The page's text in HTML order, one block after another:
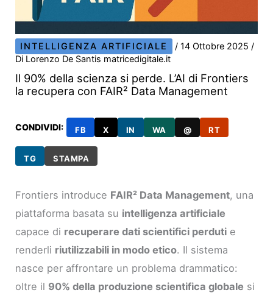
INTELLIGENZA ARTIFICIALE /14 Ottobre 2025/
Di Lorenzo De Santis matricedigitale.it
Il 90% della scienza si perde. L’AI di Frontiers
la recupera con FAIR² Data Management
CONDIVIDI: FB X IN WA @ RT
TG STAMPA
Frontiers introduce FAIR² Data Management, una
piattaforma basata su intelligenza artificiale
capace di recuperare dati scientifici perduti e
renderli riutilizzabili in modo etico. Il sistema
nasce per affrontare un problema drammatico:
oltre il 90% della produzione scientifica globale si